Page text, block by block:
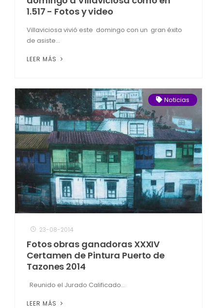
1.517 - Fotos y video
Villaviciosa vivió este domingo con un gran éxito
de asiste...
LEER MÁS
Noticias
23-08-2014
Fotos obras ganadoras XXXIV
Certamen de Pintura Puerto de
Tazones 2014
Reunido el Jurado Calificado...
LEER MÁS